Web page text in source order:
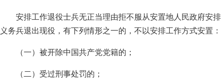
安排工作退役士兵无正当理由拒不服从安置地人民政府安
义务兵退出现役，有下列情形之一的，不以安排工作方式安置：
（一）被开除中国共产党党籍的；
（二）受过刑事处罚的；